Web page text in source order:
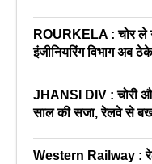
ROURKELA : चोर ले
इंजीनियरिंग विभाग अब
JHANSI DIV : चोरी
साल की सजा, रेलवे से
Western Railway :